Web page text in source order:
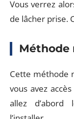
Vous verrez
de lâcher prise.
Méthode
Cette méthode
vous avez accès
allez